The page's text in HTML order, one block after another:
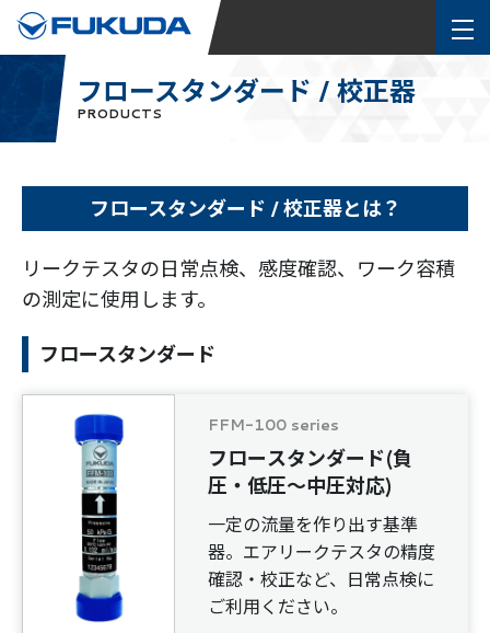
フロースタンダード / 校正器
PRODUCTS
フロースタンダード / 校正器とは？
リークテスタの日常点検、感度確認、ワーク容積
の測定に使用します。
フロースタンダード
FFM-100 series
フロースタンダード(負
圧・低圧～中圧対応)
一定の流量を作り出す基準
器。エアリークテスタの精度
確認・校正など、日常点検に
ご利用ください。